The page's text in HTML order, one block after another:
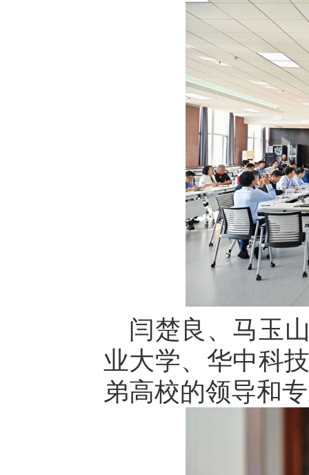
闫楚良、马玉
业大学、华中科
弟高校的领导和